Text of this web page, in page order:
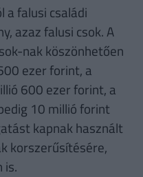
a falusi családi
azaz falusi csok. A
nak köszönhetően
ezer forint, a
600 ezer forint, a
10 millió forint
kapnak használt
korszerűsítésére,
is.